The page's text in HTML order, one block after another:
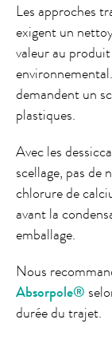
Les approches
exigent un
valeur au
demandent un
plastiques.
Avec les
scellage, pas de
chlorure de
avant la
emballage.
Nous
Absorpole®
durée du trajet.